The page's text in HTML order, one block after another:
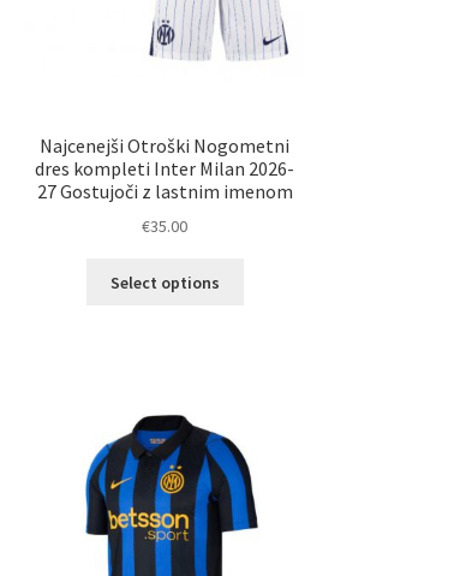
Najcenejši Otroški Nogometni
dres kompleti Inter Milan 2026-
27 Gostujoči z lastnim imenom
€35.00
Select options
izberete
na
strani
izdelka